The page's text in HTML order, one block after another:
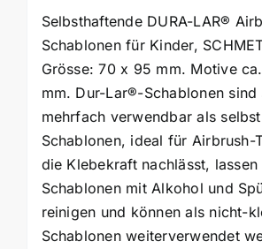
Selbsthaftende DURA-LAR®
Schablonen für Kinder,
Grösse: 70 x 95 mm. Motive
mm. Dur-Lar®-Schablonen sind
mehrfach verwendbar als
Schablonen, ideal für Airbrush-
die Klebekraft nachlässt,
Schablonen mit Alkohol und
reinigen und können als nicht-
Schablonen weiterverwendet